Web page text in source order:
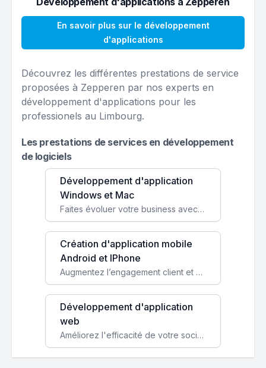
En savoir plus sur le développement
d'applications
Découvrez les différentes prestations de service
proposées à Zepperen par nos experts en
développement d'applications pour les
professionels au Limbourg.
Les prestations de services en développement
de logiciels
Développement d'application
Windows et Mac
Faites évoluer votre business avec des solutions logicielles personnalisées, parfaitement adaptées à vos besoins spécifiques.
Création d'application mobile
Android et IPhone
Augmentez l’engagement client et simplifiez vos processus avec une application mobile sur mesure, disponible sur iOS et Android.
Développement d'application
web
Améliorez l'efficacité de votre société avec une application web personnalisée accessible partout et tout le temps.